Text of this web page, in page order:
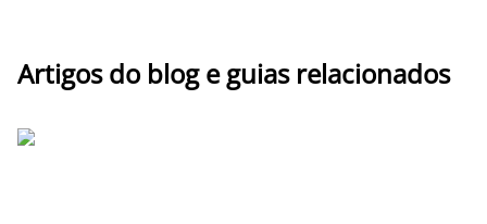
Artigos do blog e guias relacionados